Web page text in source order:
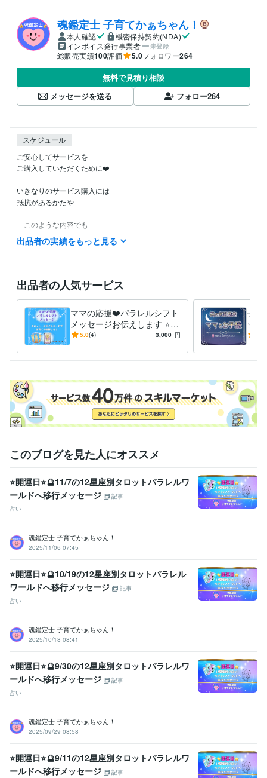
魂鑑定士 子育てかぁちゃん！
本人確認
機密保持契約(NDA)
インボイス発行事業者
未登録
総販売実績100評価 5.0フォロワー264
無料で見積り相談
メッセージを送る
フォロー264
スケジュール
ご安心してサービスを
ご購入していただくために❤️
いきなりのサービス購入には
抵抗があるかたや
「このような内容でも
鑑定してもらえるのかなぁ？」など
お気軽に
ホーム画面の「メッセージ」
のところから
お問い合わせください。
こちらから
返信させていただきまして
させていただきます❤️
ご納得いただけましたら
サービスのご購入のお手続きを
お願いいたします(*^^*)
ご相談や鑑定を
お受けいただいた後に
感じていただけますよう
鑑定書を作成しております。
福祉住環境コーディネーター2級
福祉用具専門相談員
得意分野
悩み相談・カウンセリング 【複数占術による解決策】 【親子鑑定】
【魂の気質から読み解く不登校の悩み相談】
【ママへの♡パラレル
シフトメッセージ】
子育ての悩み
占い 【魂の気質から読み解く宝物(才能)鑑定】
ためのお手伝い♡♪】
悩み相談 子育ての悩み 仕事 家族の悩み
出品者の実績をもっと見る
出品者の人気サービス
ママの応援❤️パラレルシフト
メッセージお伝えします ⭐️タ
ロット・オラクルカード⭐️子
5.0(4) 3,000 円
子育
ット
子の
このブログを見た人にオススメ
⭐開運日⭐🔮11/7の12星座別タロットパラレルワ
ールドへ移行メッセージ
記事
占い
魂鑑定士 子育てかぁちゃん！
2025/11/06 07:45
⭐開運日⭐🔮10/19の12星座別タロットパラレル
ワールドへ移行メッセージ
記事
占い
魂鑑定士 子育てかぁちゃん！
2025/10/18 08:41
⭐開運日⭐🔮9/30の12星座別タロットパラレルワ
ールドへ移行メッセージ
記事
占い
魂鑑定士 子育てかぁちゃん！
2025/09/29 08:58
⭐開運日⭐🔮9/11の12星座別タロットパラレルワ
ールドへ移行メッセージ
記事